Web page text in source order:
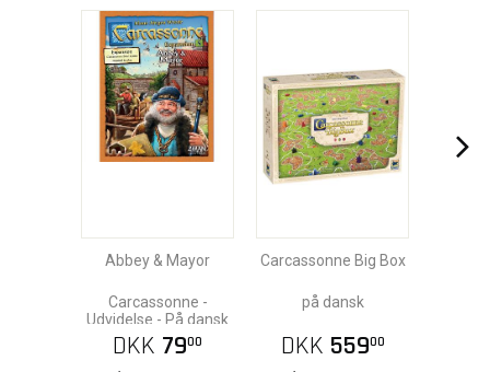
Abbey & Mayor
Carcassonne -
Udvidelse - På dansk
DKK 7900
Carcassonne Big Box
på dansk
DKK 55900